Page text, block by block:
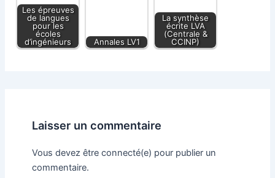
Les épreuves
de langues
pour les
écoles
d’ingénieurs
Annales LV1
La synthèse
écrite LVA
(Centrale &
CCINP)
Laisser un commentaire
Vous devez être connecté(e) pour publier un
commentaire.